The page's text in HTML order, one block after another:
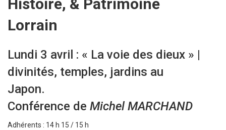
Histoire, & Patrimoine
Lorrain
Lundi 3 avril : « La voie des dieux » |
divinités, temples, jardins au
Japon.
Conférence de Michel MARCHAND
Adhérents : 14 h 15 / 15 h